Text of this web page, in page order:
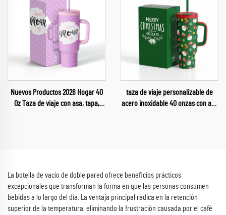
Nuevos Productos 2026 Hogar 40
Oz Taza de viaje con asa, tapa,
taza de viaje personalizable de
acero inoxidable 40 onzas con asa
La botella de vacío de doble pared ofrece beneficios prácticos
excepcionales que transforman la forma en que las personas consumen
bebidas a lo largo del día. La ventaja principal radica en la retención
superior de la temperatura, eliminando la frustración causada por el café